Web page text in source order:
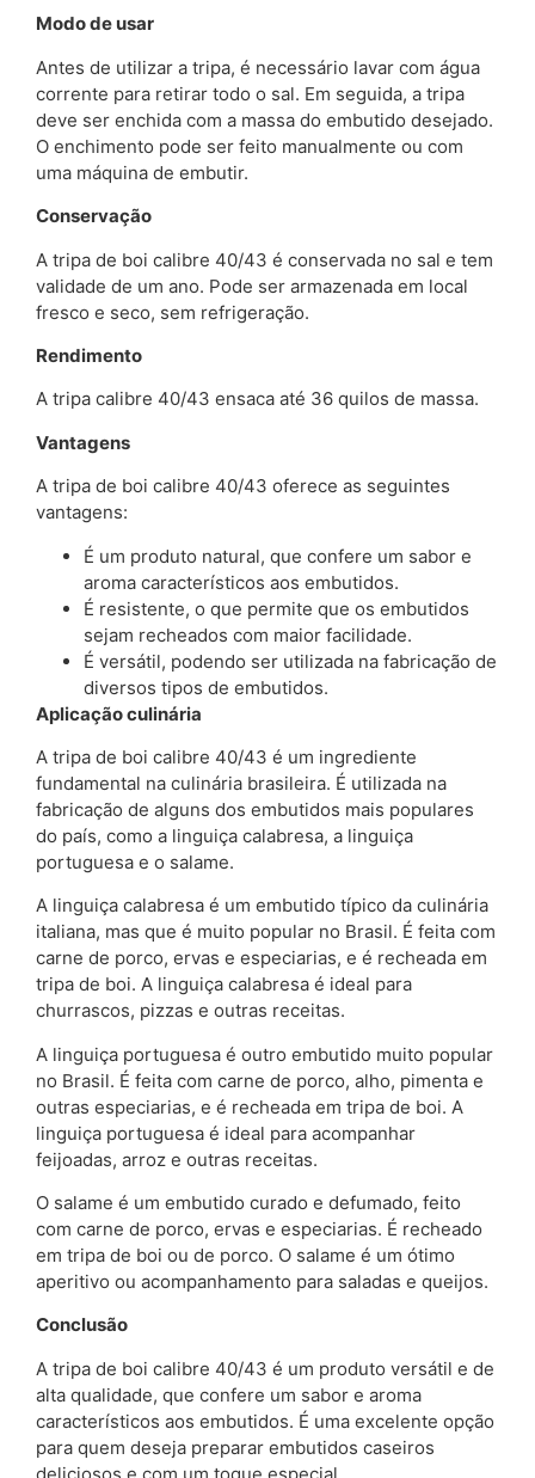
Modo de usar
Antes de utilizar a tripa, é necessário lavar com água
corrente para retirar todo o sal. Em seguida, a tripa
deve ser enchida com a massa do embutido desejado.
O enchimento pode ser feito manualmente ou com
uma máquina de embutir.
Conservação
A tripa de boi calibre 40/43 é conservada no sal e tem
validade de um ano. Pode ser armazenada em local
fresco e seco, sem refrigeração.
Rendimento
A tripa calibre 40/43 ensaca até 36 quilos de massa.
Vantagens
A tripa de boi calibre 40/43 oferece as seguintes
vantagens:
É um produto natural, que confere um sabor e
aroma característicos aos embutidos.
É resistente, o que permite que os embutidos
sejam recheados com maior facilidade.
É versátil, podendo ser utilizada na fabricação de
diversos tipos de embutidos.
Aplicação culinária
A tripa de boi calibre 40/43 é um ingrediente
fundamental na culinária brasileira. É utilizada na
fabricação de alguns dos embutidos mais populares
do país, como a linguiça calabresa, a linguiça
portuguesa e o salame.
A linguiça calabresa é um embutido típico da culinária
italiana, mas que é muito popular no Brasil. É feita com
carne de porco, ervas e especiarias, e é recheada em
tripa de boi. A linguiça calabresa é ideal para
churrascos, pizzas e outras receitas.
A linguiça portuguesa é outro embutido muito popular
no Brasil. É feita com carne de porco, alho, pimenta e
outras especiarias, e é recheada em tripa de boi. A
linguiça portuguesa é ideal para acompanhar
feijoadas, arroz e outras receitas.
O salame é um embutido curado e defumado, feito
com carne de porco, ervas e especiarias. É recheado
em tripa de boi ou de porco. O salame é um ótimo
aperitivo ou acompanhamento para saladas e queijos.
Conclusão
A tripa de boi calibre 40/43 é um produto versátil e de
alta qualidade, que confere um sabor e aroma
característicos aos embutidos. É uma excelente opção
para quem deseja preparar embutidos caseiros